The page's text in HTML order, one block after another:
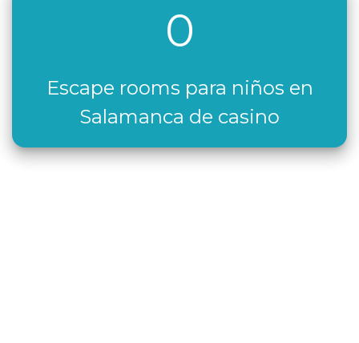
0
Escape rooms para niños en
Salamanca de casino